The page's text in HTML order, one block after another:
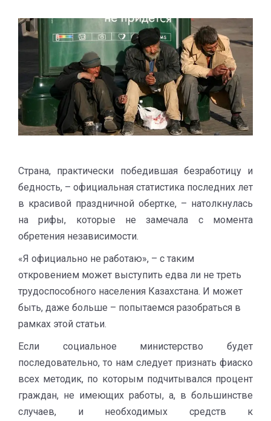
Страна, практически победившая безработицу и
бедность, – официальная статистика последних лет
в красивой праздничной обертке, – натолкнулась
на рифы, которые не замечала с момента
обретения независимости.
«Я официально не работаю», – с таким
откровением может выступить едва ли не треть
трудоспособного населения Казахстана. И может
быть, даже больше – попытаемся разобраться в
рамках этой статьи.
Если социальное министерство будет
последовательно, то нам следует признать фиаско
всех методик, по которым подчитывался процент
граждан, не имеющих работы, а, в большинстве
случаев, и необходимых средств к